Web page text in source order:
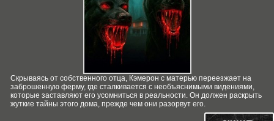
Скрываясь от собственного отца, Кэмерон с матерью переезжает на
заброшенную ферму, где сталкивается с необъяснимыми видениями,
которые заставляют его усомниться в реальности. Он должен раскрыть
жуткие тайны этого дома, прежде чем они разорвут его.